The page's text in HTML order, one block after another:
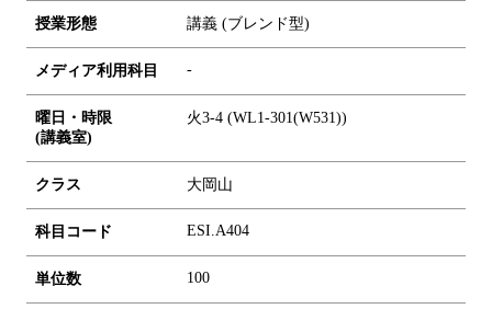
授業形態 講義 (ブレンド型)
メディア利用科目 -
曜日・時限
(講義室)
火3-4 (WL1-301(W531))
クラス 大岡山
科目コード ESI.A404
単位数 100